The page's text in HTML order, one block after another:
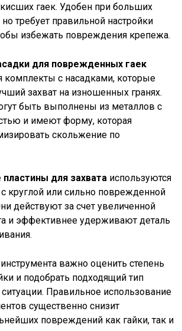
гаек. Удобен при больших
требует правильной настройки
избежать повреждения крепежа.
для поврежденных гаек
комплекты с насадками, которые
захват на изношенных гранях.
быть выполнены из металлов с
и имеют форму, которая
скольжение по
для захвата используются
с круглой или сильно поврежденной
действуют за счет увеличенной
и эффективнее удерживают деталь
важно оценить степень
и подобрать подходящий тип
Правильное использование
существенно снизит
повреждений как гайки, так и